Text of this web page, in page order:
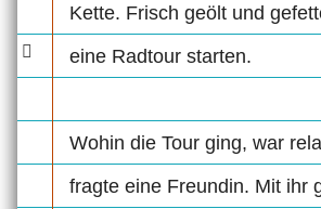
Kette. Frisch geölt und
eine Radtour starten.
Wohin die Tour ging, war
fragte eine Freundin. Mit ihr